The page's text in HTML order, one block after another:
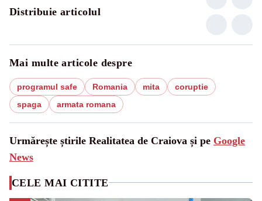
Distribuie articolul
Mai multe articole despre
programul safe Romania mita
coruptie
spaga
armata romana
Urmărește știrile Realitatea de Craiova și pe Google
News
CELE MAI CITITE